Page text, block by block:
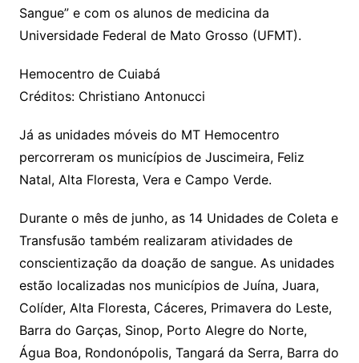
Sangue” e com os alunos de medicina da
Universidade Federal de Mato Grosso (UFMT).
Hemocentro de Cuiabá
Créditos: Christiano Antonucci
Já as unidades móveis do MT Hemocentro
percorreram os municípios de Juscimeira, Feliz
Natal, Alta Floresta, Vera e Campo Verde.
Durante o mês de junho, as 14 Unidades de Coleta e
Transfusão também realizaram atividades de
conscientização da doação de sangue. As unidades
estão localizadas nos municípios de Juína, Juara,
Colíder, Alta Floresta, Cáceres, Primavera do Leste,
Barra do Garças, Sinop, Porto Alegre do Norte,
Água Boa, Rondonópolis, Tangará da Serra, Barra do